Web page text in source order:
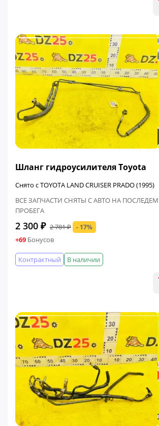
Шланг гидроусилителя Toyota
Снято с TOYOTA LAND CRUISER PRADO (1995)
ВСЕ ЗАПЧАСТИ СНЯТЫ С АВТО НА
ПРОБЕГА
2 300 ₽ 2 781 ₽ - 17%
+69 Бонусов
В наличии
Контрактный